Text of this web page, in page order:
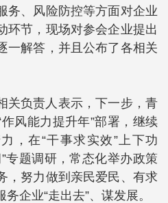
务、风险防控等方面对企业
环节，现场对参会企业提出
一解答，并且公布了各相关
关负责人表示，下一步，青
风能力提升年”部署，继续
，在“干事求实效”上下功
专题调研，常态化举办政策
，努力做到亲民爱民、有求
企业“走出去”、谋发展。